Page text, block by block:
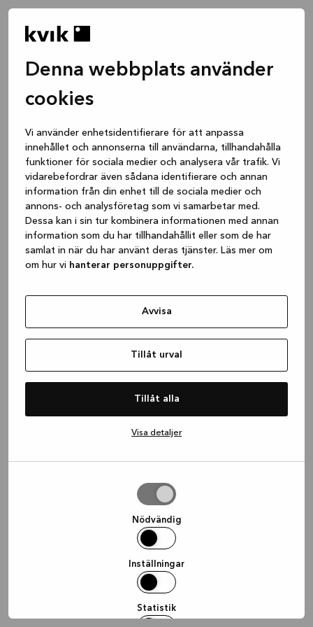
Denna webbplats använder
cookies
Vi använder enhetsidentifierare för att anpassa
innehållet och annonserna till användarna, tillhandahålla
funktioner för sociala medier och analysera vår trafik. Vi
vidarebefordrar även sådana identifierare och annan
information från din enhet till de sociala medier och
annons- och analysföretag som vi samarbetar med.
Dessa kan i sin tur kombinera informationen med annan
information som du har tillhandahållit eller som de har
samlat in när du har använt deras tjänster. Läs mer om
om hur vi hanterar personuppgifter.
Avvisa
Tillåt urval
Tillåt alla
Visa detaljer
Nödvändig
Inställningar
Statistik
(see the browser console for more
information).